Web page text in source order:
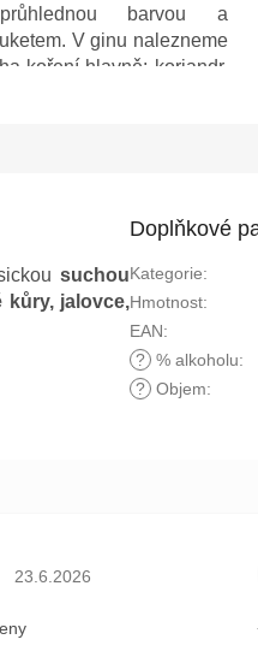
průhlednou barvou a
V ginu nalezneme
koření hlavně: koriandr,
suchou
kůry, jalovce,
Doplňkové
Kategorie:
Hmotnost:
EAN:
? % alkoholu:
? Objem:
Hodnocení obchodu je 5 z 5
23.6.2026